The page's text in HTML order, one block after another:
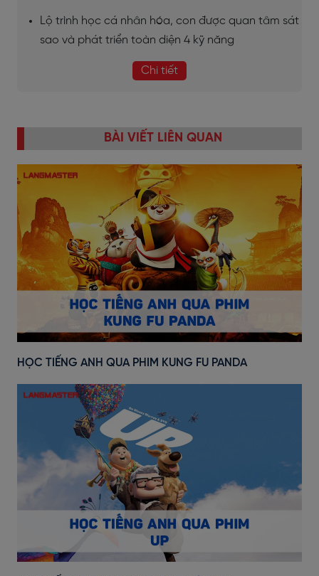
Lộ trình học cá nhân hóa, con được quan tâm sát
sao và phát triển toàn diện 4 kỹ năng
Chi tiết
BÀI VIẾT LIÊN QUAN
HỌC TIẾNG ANH QUA PHIM KUNG FU PANDA